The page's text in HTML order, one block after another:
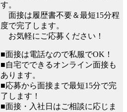
す。
面接は履歴書不要＆最短15分程
度で完了します。
お気軽にご応募ください！
■面接は電話なので私服でOK！
■自宅でできるオンライン面接も
あります。
■応募から面接まで最短15分で完
了します！
■面接・入社日はご相談に応じま